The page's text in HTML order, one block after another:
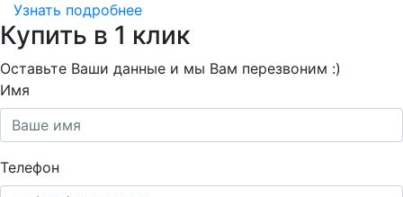
Узнать подробнее
Купить в 1 клик
Оставьте Ваши данные и мы Вам перезвоним :)
Имя
Телефон